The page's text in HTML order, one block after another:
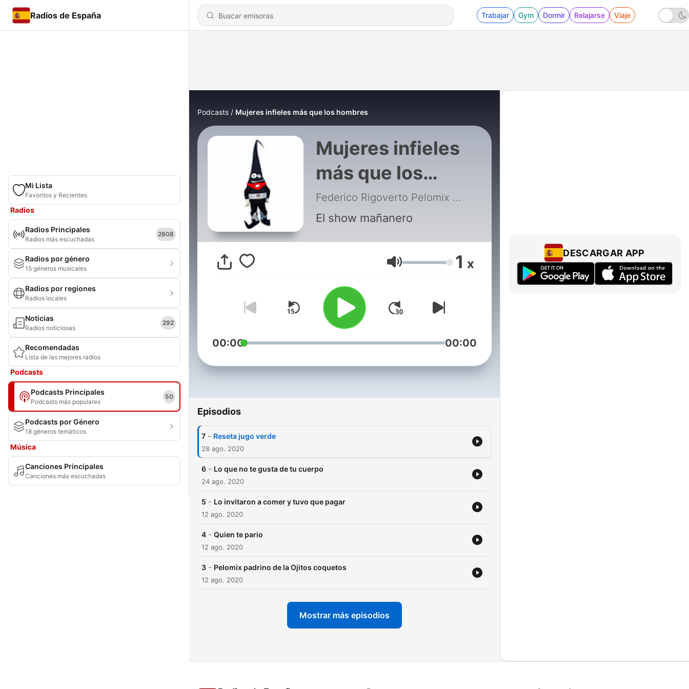
Radios de España Trabajar Gym Dormir Relajarse Viaje
Mi Lista
Favoritos y Recientes
Radios
Radios Principales
Radios más escuchadas
2808
Radios por género
15 géneros musicales
Radios por regiones
Radios locales
Noticias
Radios noticiosas
292
Recomendadas
Lista de las mejores radios
Podcasts
Podcasts Principales
Podcasts más populares
50
Podcasts por Género
18 géneros temáticos
Música
Canciones Principales
Canciones más escuchadas
Podcasts Mujeres infieles más que los hombres
Mujeres infieles
más que los
hombres
Federico Rigoverto Pelomix |
El show mañanero
Volumen 1 x
00:00 00:00
Episodios
7 - Reseta jugo verde
28 ago. 2020
6 - Lo que no te gusta de tu cuerpo
24 ago. 2020
5 - Lo invitaron a comer y tuvo que pagar
12 ago. 2020
4 - Quien te pario
12 ago. 2020
3 - Pelomix padrino de la Ojitos coquetos
12 ago. 2020
Mostrar más episodios
DESCARGAR APP